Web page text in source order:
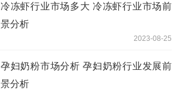
冷冻虾行业市场多大 冷冻虾行业市场前
景分析
2023-08-25
孕妇奶粉市场分析 孕妇奶粉行业发展前
景分析